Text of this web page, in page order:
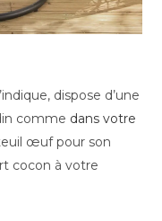
dispose d’une
comme dans votre
œuf pour son
cocon à votre